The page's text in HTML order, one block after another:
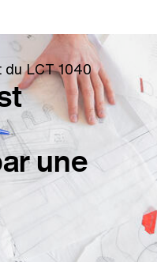
du LCT 1040
une